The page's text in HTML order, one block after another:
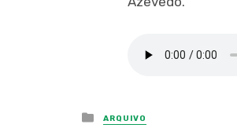
Posted
in
ARQUIVO